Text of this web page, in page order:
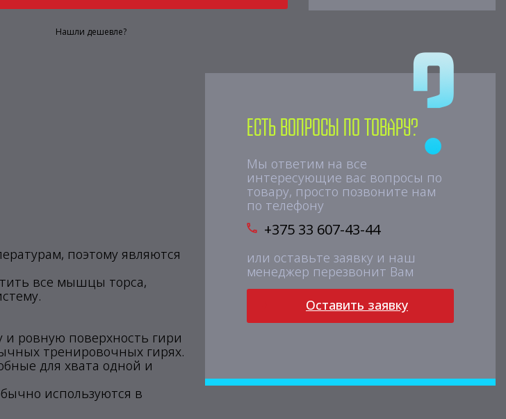
Нашли дешевле?
поэтому являются
все мышцы торса,
ровную поверхность гири
тренировочных гирях.
для хвата одной и
используются в
Есть вопросы по товару?
Мы ответим на все
интересующие вас вопросы по
товару, просто позвоните нам
по телефону
+375 33 607-43-44
или оставьте заявку и наш
менеджер перезвонит Вам
Оставить заявку